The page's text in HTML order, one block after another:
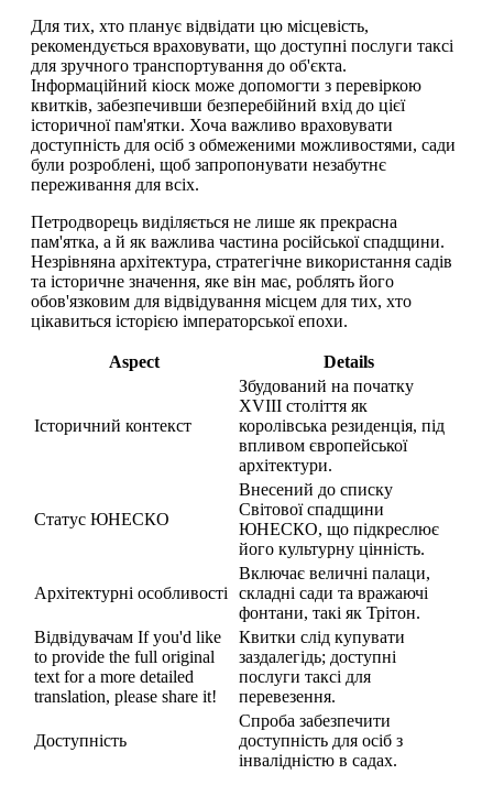
Для тих, хто планує відвідати цю місцевість,
рекомендується враховувати, що доступні послуги таксі
для зручного транспортування до об'єкта.
Інформаційний кіоск може допомогти з перевіркою
квитків, забезпечивши безперебійний вхід до цієї
історичної пам'ятки. Хоча важливо враховувати
доступність для осіб з обмеженими можливостями, сади
були розроблені, щоб запропонувати незабутнє
переживання для всіх.
Петродворець виділяється не лише як прекрасна
пам'ятка, а й як важлива частина російської спадщини.
Незрівняна архітектура, стратегічне використання садів
та історичне значення, яке він має, роблять його
обов'язковим для відвідування місцем для тих, хто
цікавиться історією імператорської епохи.
Aspect Details
Історичний контекст
Збудований на початку
XVIII століття як
королівська резиденція, під
впливом європейської
архітектури.
Статус ЮНЕСКО
Внесений до списку
Світової спадщини
ЮНЕСКО, що підкреслює
його культурну цінність.
Архітектурні особливості
Включає величні палаци,
складні сади та вражаючі
фонтани, такі як Трітон.
Відвідувачам If you'd like
to provide the full original
text for a more detailed
translation, please share it!
Квитки слід купувати
заздалегідь; доступні
послуги таксі для
перевезення.
Доступність
Спроба забезпечити
доступність для осіб з
інвалідністю в садах.